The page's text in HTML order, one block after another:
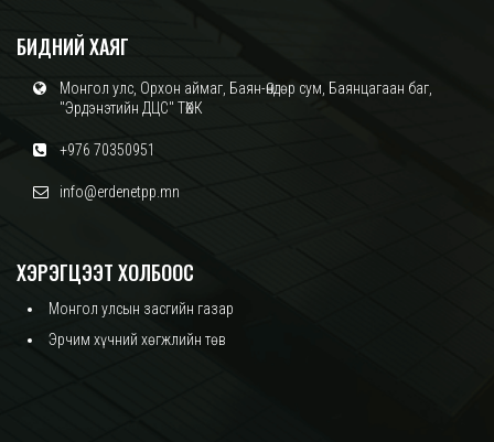
БИДНИЙ ХАЯГ
Монгол улс, Орхон аймаг, Баян-Өндөр сум, Баянцагаан баг,
"Эрдэнэтийн ДЦС" ТӨХК
+976 70350951
info@erdenetpp.mn
ХЭРЭГЦЭЭТ ХОЛБООС
Монгол улсын засгийн газар
Эрчим хүчний хөгжлийн төв